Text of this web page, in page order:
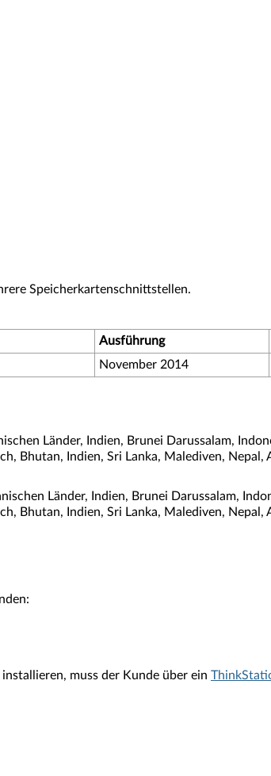
Speicherkartenschnittstellen.
Ausführung
November 2014
Länder, Indien, Brunei Darussalam,
Bhutan, Indien, Sri Lanka, Malediven,
Länder, Indien, Brunei Darussalam,
Bhutan, Indien, Sri Lanka, Malediven,
muss der Kunde über ein